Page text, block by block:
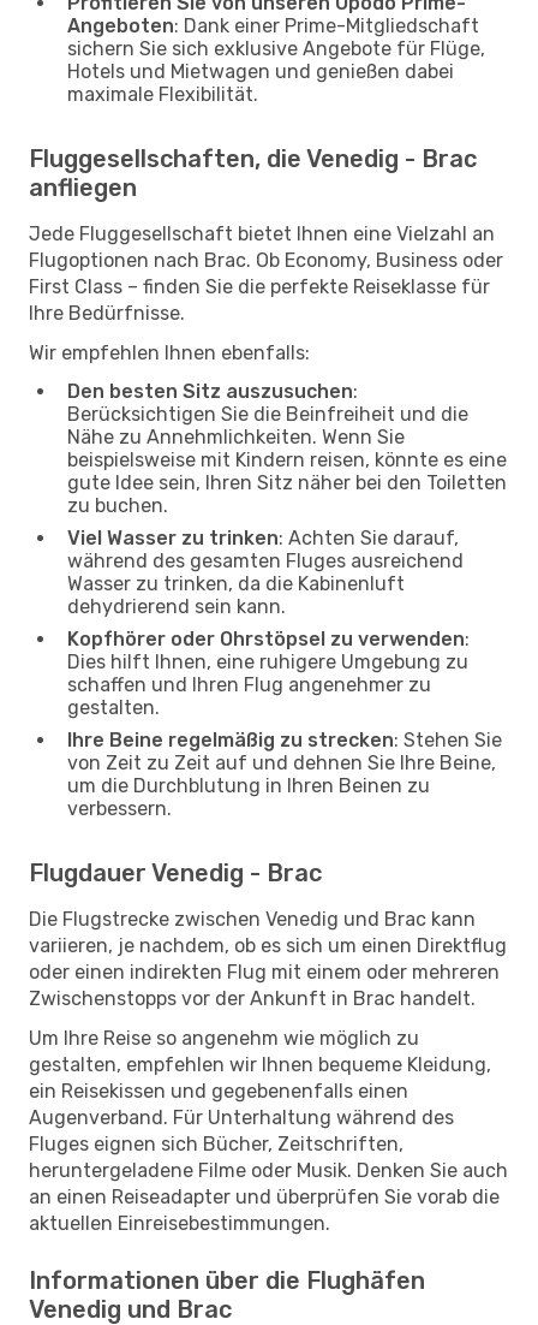
Angeboten: Dank einer Prime-Mitgliedschaft
sichern Sie sich exklusive Angebote für Flüge,
Hotels und Mietwagen und genießen dabei
maximale Flexibilität.
Fluggesellschaften, die Venedig - Brac
anfliegen
Jede Fluggesellschaft bietet Ihnen eine Vielzahl an
Flugoptionen nach Brac. Ob Economy, Business oder
First Class – finden Sie die perfekte Reiseklasse für
Ihre Bedürfnisse.
Wir empfehlen Ihnen ebenfalls:
Den besten Sitz auszusuchen:
Berücksichtigen Sie die Beinfreiheit und die
Nähe zu Annehmlichkeiten. Wenn Sie
beispielsweise mit Kindern reisen, könnte es eine
gute Idee sein, Ihren Sitz näher bei den Toiletten
zu buchen.
Viel Wasser zu trinken: Achten Sie darauf,
während des gesamten Fluges ausreichend
Wasser zu trinken, da die Kabinenluft
dehydrierend sein kann.
Kopfhörer oder Ohrstöpsel zu verwenden:
Dies hilft Ihnen, eine ruhigere Umgebung zu
schaffen und Ihren Flug angenehmer zu
gestalten.
Ihre Beine regelmäßig zu strecken: Stehen Sie
von Zeit zu Zeit auf und dehnen Sie Ihre Beine,
um die Durchblutung in Ihren Beinen zu
verbessern.
Flugdauer Venedig - Brac
Die Flugstrecke zwischen Venedig und Brac kann
variieren, je nachdem, ob es sich um einen Direktflug
oder einen indirekten Flug mit einem oder mehreren
Zwischenstopps vor der Ankunft in Brac handelt.
Um Ihre Reise so angenehm wie möglich zu
gestalten, empfehlen wir Ihnen bequeme Kleidung,
ein Reisekissen und gegebenenfalls einen
Augenverband. Für Unterhaltung während des
Fluges eignen sich Bücher, Zeitschriften,
heruntergeladene Filme oder Musik. Denken Sie auch
an einen Reiseadapter und überprüfen Sie vorab die
aktuellen Einreisebestimmungen.
Informationen über die Flughäfen
Venedig und Brac